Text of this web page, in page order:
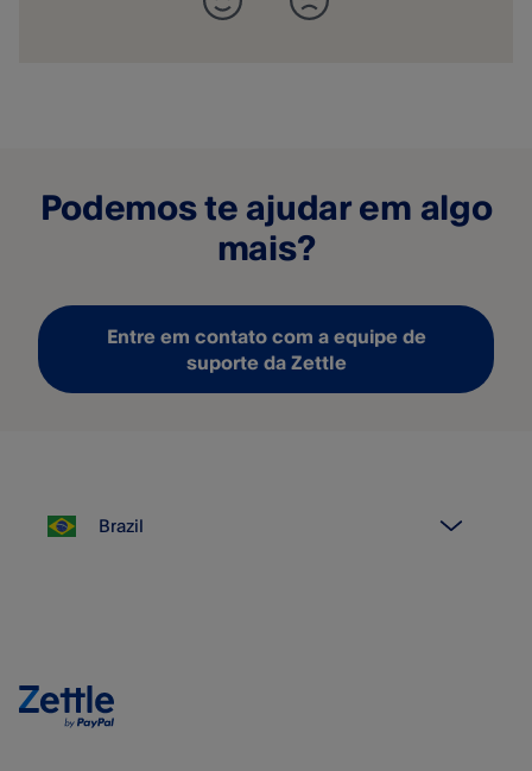
Podemos te ajudar em algo
mais?
Entre em contato com a equipe de
suporte da Zettle